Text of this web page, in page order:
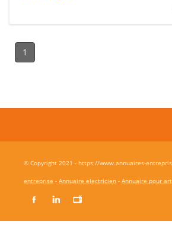
1
© Copyright 2021 - https://www.annuaires-
entreprise - Annuaire electricien - Annuaire pour